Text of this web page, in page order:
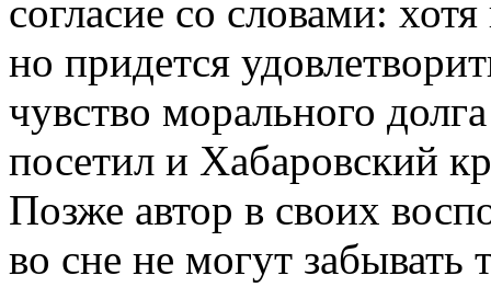
согласие со словами:
но придется
чувство морального
посетил и Хабаровский
Позже автор в своих
во сне не могут забывать